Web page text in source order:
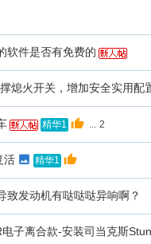
软件是否有免费的
熄火开关，增加安全实用配
精华1 ... 2
活 精华1
致发动机有哒哒哒异响啊？
子离合款-安装司当克斯